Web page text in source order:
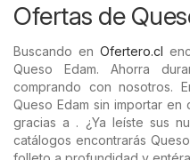
Ofertas de
Buscando enOfertero.cl
Queso Edam. Ahorra
comprando con nosotros.
Queso Edam sin importar
gracias a . ¿Ya leíste sus
catálogos encontrarás